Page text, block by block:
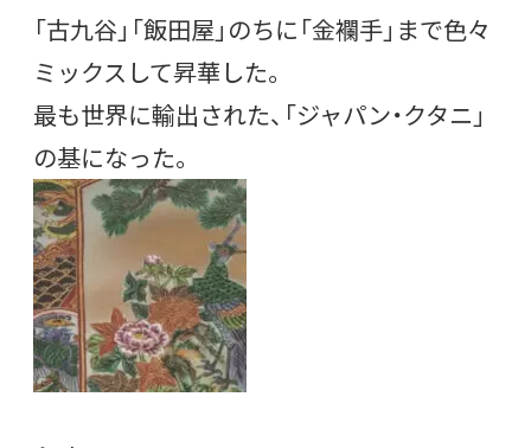
「古九谷」「飯田屋」のちに「金襴手」まで色々
ミックスして昇華した。
最も世界に輸出された、「ジャパン・クタニ」
の基になった。